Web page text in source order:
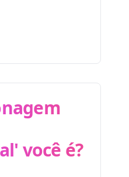
você é?